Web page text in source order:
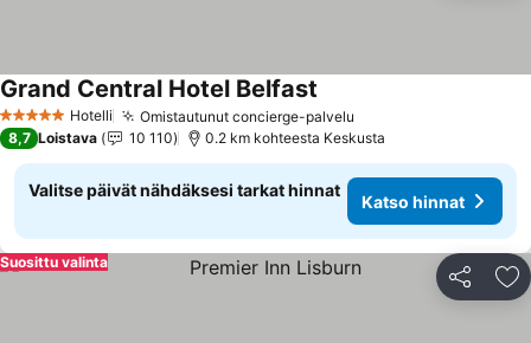
5 Tähtiluokitus
Hotelli Omistautunut concierge-palvelu
Grand Central Hotel Belfast
8,7 Loistava 10 110 0.2 km kohteesta Keskusta
Valitse päivät nähdäksesi tarkat hinnat
Katso hinnat
Jaa
Suosittu valinta